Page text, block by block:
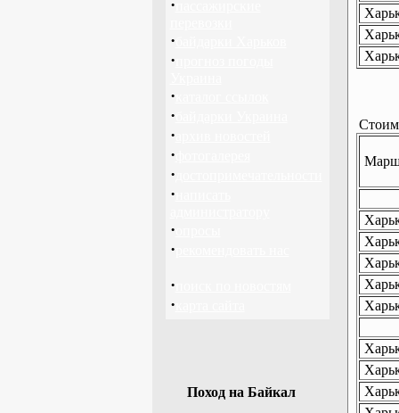
·
·
·
·
·
·
·
·
·
·
·
·
·
Поход на Байкал